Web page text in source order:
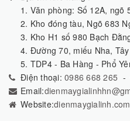
1. Văn phòng: Số 12A, ngõ
2. Kho đóng tàu, Ngõ 683
3. Kho H1 số 980 Bạch
4. Đường 70, miếu Nha,
5. TDP4 - Ba Hàng - Phổ
Điện thoại: 0986 668 265
Email:
Website:dienmaygialinh.com